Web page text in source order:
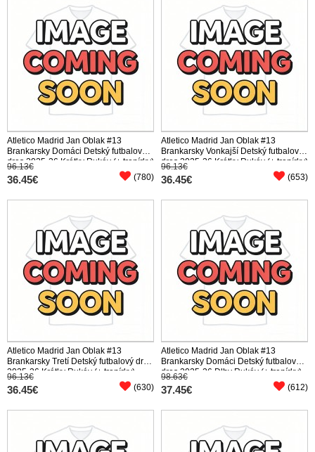
Atletico Madrid Jan Oblak #13
Brankarsky Domáci Detský futbalový
dres 2025-26 Krátky Rukáv (+ trenírky)
96.13€
36.45€ (780)
Atletico Madrid Jan Oblak #13
Brankarsky Vonkajší Detský futbalový
dres 2025-26 Krátky Rukáv (+ trenírky)
96.13€
36.45€ (653)
Atletico Madrid Jan Oblak #13
Brankarsky Tretí Detský futbalový dres
2025-26 Krátky Rukáv (+ trenírky)
96.13€
36.45€ (630)
Atletico Madrid Jan Oblak #13
Brankarsky Domáci Detský futbalový
dres 2025-26 Dlhy Rukáv (+ trenírky)
98.63€
37.45€ (612)